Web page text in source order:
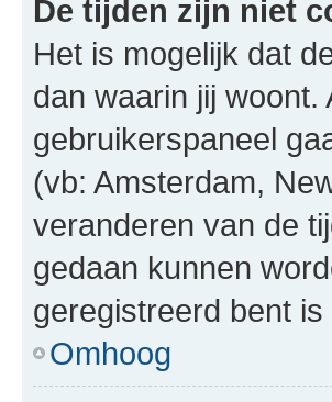
De tijden zijn niet
Het is mogelijk dat
dan waarin jij
gebruikerspaneel
(vb: Amsterdam,
veranderen van de
gedaan kunnen
geregistreerd bent
Omhoog